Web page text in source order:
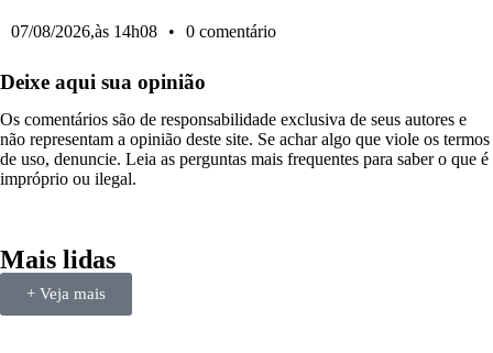
07/08/2026,às 14h08 • 0 comentário
Deixe aqui sua opinião
Os comentários são de responsabilidade exclusiva de seus autores e
não representam a opinião deste site. Se achar algo que viole os termos
de uso, denuncie. Leia as perguntas mais frequentes para saber o que é
impróprio ou ilegal.
Mais lidas
+ Veja mais